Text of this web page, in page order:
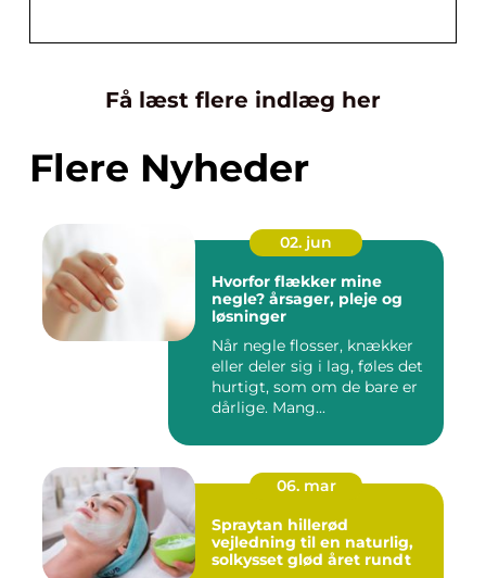
Få læst flere indlæg her
Flere Nyheder
02. jun
Hvorfor flækker mine
negle? årsager, pleje og
løsninger
Når negle flosser, knækker
eller deler sig i lag, føles det
hurtigt, som om de bare er
dårlige. Mang...
06. mar
Spraytan hillerød
vejledning til en naturlig,
solkysset glød året rundt